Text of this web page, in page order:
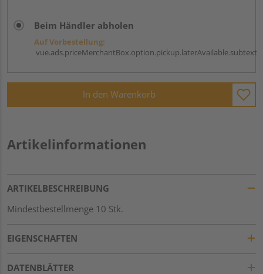
Beim Händler abholen
Auf Vorbestellung:
vue.ads.priceMerchantBox.option.pickup.laterAvailable.subtext
In den Warenkorb
Artikelinformationen
ARTIKELBESCHREIBUNG
Mindestbestellmenge 10 Stk.
EIGENSCHAFTEN
DATENBLÄTTER